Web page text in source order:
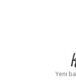
Yeni